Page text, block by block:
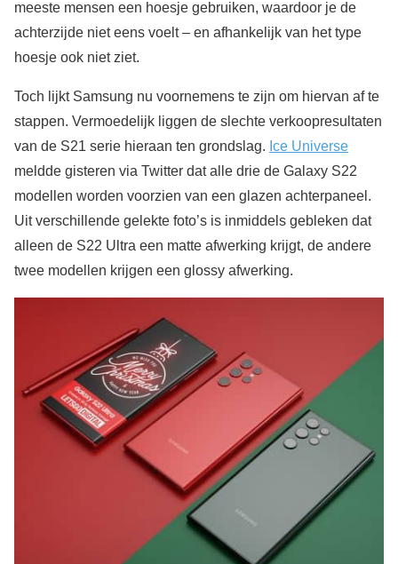
meeste mensen een hoesje gebruiken, waardoor je de
achterzijde niet eens voelt – en afhankelijk van het type
hoesje ook niet ziet.
Toch lijkt Samsung nu voornemens te zijn om hiervan af te
stappen. Vermoedelijk liggen de slechte verkoopresultaten
van de S21 serie hieraan ten grondslag. Ice Universe
meldde gisteren via Twitter dat alle drie de Galaxy S22
modellen worden voorzien van een glazen achterpaneel.
Uit verschillende gelekte foto’s is inmiddels gebleken dat
alleen de S22 Ultra een matte afwerking krijgt, de andere
twee modellen krijgen een glossy afwerking.